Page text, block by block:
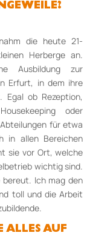
die heute 21-
Herberge an.
Ausbildung zur
Erfurt, in dem ihre
Egal ob Rezeption,
oder
für etwa
in allen Bereichen
sie vor Ort, welche
wichtig sind.
bereut. Ich mag den
toll und die Arbeit
ALLES AUF